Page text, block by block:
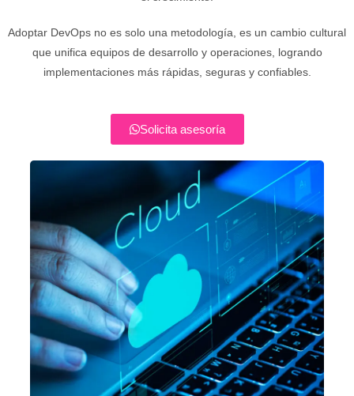
Adoptar DevOps no es solo una metodología, es un cambio cultural
que unifica equipos de desarrollo y operaciones, logrando
implementaciones más rápidas, seguras y confiables.
Solicita asesoría